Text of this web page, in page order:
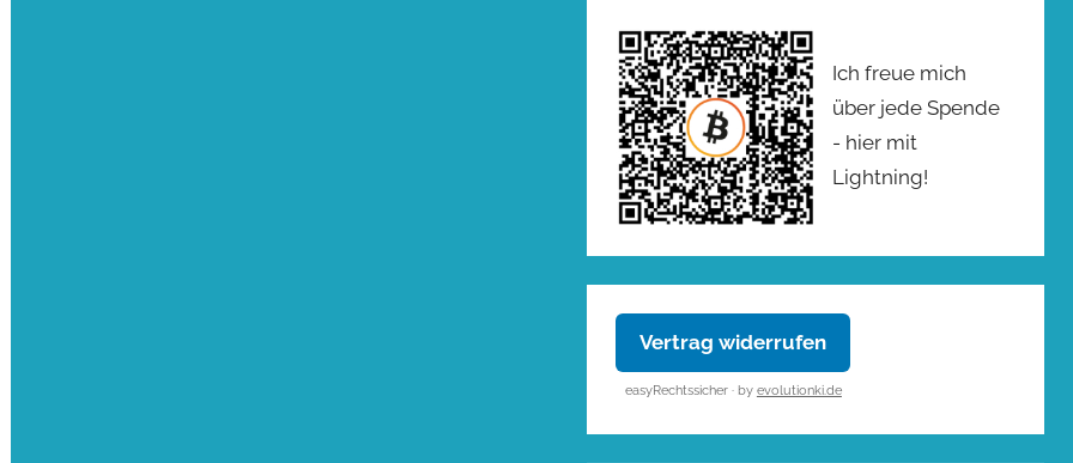
Ich freue mich
über jede Spende
- hier mit
Lightning!
Vertrag widerrufen
easyRechtssicher · by evolutionki.de